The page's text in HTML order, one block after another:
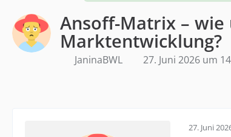
Ansoff-Matrix –
Marktentwicklung?
JaninaBWL 27. Juni 2026 um
27. Juni